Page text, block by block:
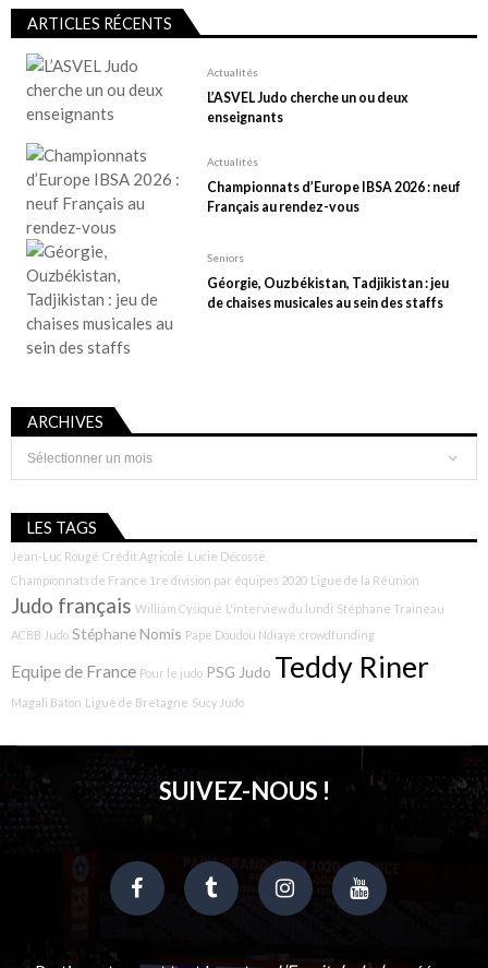
n
d
e
s
p
u
b
l
i
c
a
t
o
n
s
ARTICLES RÉCENTS
Actualités
L’ASVEL Judo cherche un ou deux
enseignants
Actualités
Championnats d’Europe IBSA 2026 : neuf
Français au rendez-vous
Seniors
Géorgie, Ouzbékistan, Tadjikistan : jeu
de chaises musicales au sein des staffs
ARCHIVES
Archives
LES TAGS
Jean-Luc Rougé Crédit Agricole Lucie Décosse
Championnats de France 1re division par équipes 2020 Ligue de la Réunion
Judo français William Cysique L'interview du lundi Stéphane Traineau
ACBB Judo Stéphane Nomis Pape Doudou Ndiaye crowdfunding
Equipe de France Pour le judo PSG Judo Teddy Riner
Magali Baton Ligue de Bretagne Sucy Judo
SUIVEZ-NOUS !